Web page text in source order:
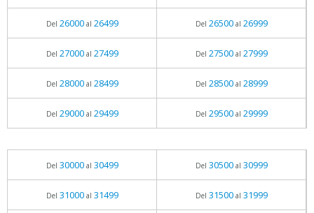
Del 26000al 26499 Del 26500al 26999
Del 27000al 27499 Del 27500al 27999
Del 28000al 28499 Del 28500al 28999
Del 29000al 29499 Del 29500al 29999
Del 30000al 30499 Del 30500al 30999
Del 31000al 31499 Del 31500al 31999